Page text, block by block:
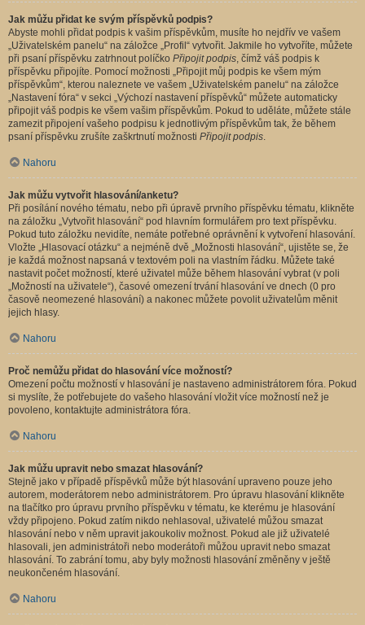
Jak můžu přidat ke svým příspěvků podpis?
Abyste mohli přidat podpis k vašim příspěvkům, musíte ho nejdřív ve vašem
„Uživatelském panelu“ na záložce „Profil“ vytvořit. Jakmile ho vytvoříte, můžete
při psaní příspěvku zatrhnout políčko Připojit podpis, čímž váš podpis k
příspěvku připojíte. Pomocí možnosti „Připojit můj podpis ke všem mým
příspěvkům“, kterou naleznete ve vašem „Uživatelském panelu“ na záložce
„Nastavení fóra“ v sekci „Výchozí nastavení příspěvků“ můžete automaticky
připojit váš podpis ke všem vašim příspěvkům. Pokud to uděláte, můžete stále
zamezit připojení vašeho podpisu k jednotlivým příspěvkům tak, že během
psaní příspěvku zrušíte zaškrtnutí možnosti Připojit podpis.
Nahoru
Jak můžu vytvořit hlasování/anketu?
Při posílání nového tématu, nebo při úpravě prvního příspěvku tématu, klikněte
na záložku „Vytvořit hlasování“ pod hlavním formulářem pro text příspěvku.
Pokud tuto záložku nevidíte, nemáte potřebné oprávnění k vytvoření hlasování.
Vložte „Hlasovací otázku“ a nejméně dvě „Možnosti hlasování“, ujistěte se, že
je každá možnost napsaná v textovém poli na vlastním řádku. Můžete také
nastavit počet možností, které uživatel může během hlasování vybrat (v poli
„Možností na uživatele“), časové omezení trvání hlasování ve dnech (0 pro
časově neomezené hlasování) a nakonec můžete povolit uživatelům měnit
jejich hlasy.
Nahoru
Proč nemůžu přidat do hlasování více možností?
Omezení počtu možností v hlasování je nastaveno administrátorem fóra. Pokud
si myslíte, že potřebujete do vašeho hlasování vložit více možností než je
povoleno, kontaktujte administrátora fóra.
Nahoru
Jak můžu upravit nebo smazat hlasování?
Stejně jako v případě příspěvků může být hlasování upraveno pouze jeho
autorem, moderátorem nebo administrátorem. Pro úpravu hlasování klikněte
na tlačítko pro úpravu prvního příspěvku v tématu, ke kterému je hlasování
vždy připojeno. Pokud zatím nikdo nehlasoval, uživatelé můžou smazat
hlasování nebo v něm upravit jakoukoliv možnost. Pokud ale již uživatelé
hlasovali, jen administrátoři nebo moderátoři můžou upravit nebo smazat
hlasování. To zabrání tomu, aby byly možnosti hlasování změněny v ještě
neukončeném hlasování.
Nahoru